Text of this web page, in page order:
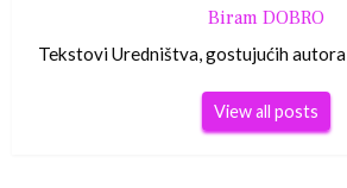
Biram DOBRO
Tekstovi Uredništva, gostujućih
View all posts